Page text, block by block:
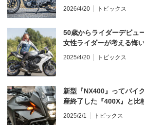
う？
2026/4/20 トピックス
50歳からライダーデビュ
女性ライダーが考える悔
2025/4/20 トピックス
新型『NX400』ってバイ
産終了した『400X』と比
2025/2/1 トピックス